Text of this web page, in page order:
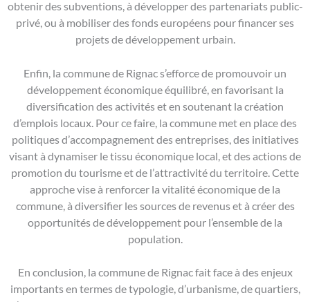
obtenir des subventions, à développer des partenariats public-
privé, ou à mobiliser des fonds européens pour financer ses
projets de développement urbain.
Enfin, la commune de Rignac s’efforce de promouvoir un
développement économique équilibré, en favorisant la
diversification des activités et en soutenant la création
d’emplois locaux. Pour ce faire, la commune met en place des
politiques d’accompagnement des entreprises, des initiatives
visant à dynamiser le tissu économique local, et des actions de
promotion du tourisme et de l’attractivité du territoire. Cette
approche vise à renforcer la vitalité économique de la
commune, à diversifier les sources de revenus et à créer des
opportunités de développement pour l’ensemble de la
population.
En conclusion, la commune de Rignac fait face à des enjeux
importants en termes de typologie, d’urbanisme, de quartiers,